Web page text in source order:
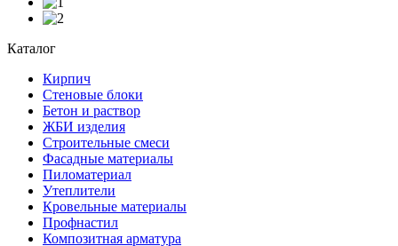
Каталог
Кирпич
Стеновые блоки
Бетон и раствор
ЖБИ изделия
Строительные смеси
Фасадные материалы
Пиломатериал
Утеплители
Кровельные материалы
Профнастил
Композитная арматура